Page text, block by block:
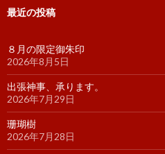
最近の投稿
８月の限定御朱印
2026年8月5日
出張神事、承ります。
2026年7月29日
珊瑚樹
2026年7月28日